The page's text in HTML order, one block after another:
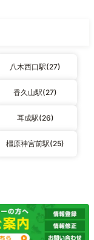
八木西口駅(27)
香久山駅(27)
耳成駅(26)
橿原神宮前駅(25)